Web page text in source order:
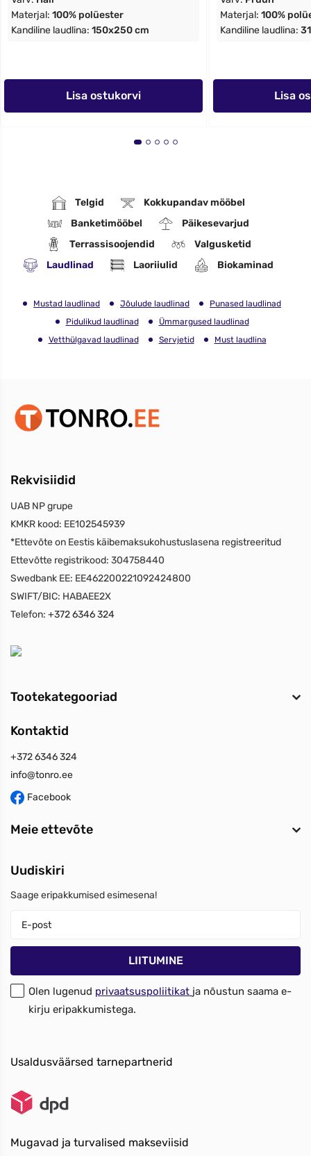
Materjal: 100% polüester
Kandiline laudlina: 150x250 cm
Lisa ostukorvi
Materjal: 100%
Kandiline laudlina:
Lisa
Telgid
Kokkupandav mööbel
Banketimööbel
Päikesevarjud
Terrassisoojendid
Valgusketid
Laudlinad
Laoriiulid Biokaminad
Mustad laudlinad Jõulude laudlinad
Punased laudlinad
Pidulikud laudlinad
Ümmargused laudlinad
Vetthülgavad laudlinad
Servjetid Must laudlina
Rekvisiidid
UAB NP grupe
KMKR kood: EE102545939
*Ettevõte on Eestis käibemaksukohustuslasena registreeritud
Ettevõtte registrikood: 304758440
Swedbank EE: EE462200221092424800
SWIFT/BIC: HABAEE2X
Telefon: +372 6346 324
Tootekategooriad
Kontaktid
+372 6346 324
info@tonro.ee
Facebook
Meie ettevõte
Uudiskiri
Saage eripakkumised esimesena!
Olen lugenud privaatsuspoliitikat ja nõustun saama e-
kirju eripakkumistega.
Usaldusväärsed tarnepartnerid
Mugavad ja turvalised makseviisid